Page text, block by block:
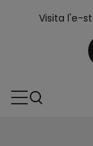
Visita l'e-